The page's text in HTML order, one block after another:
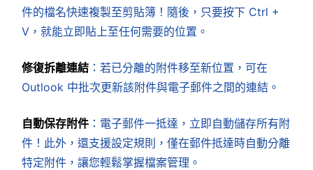
件的檔名快速複製至剪貼簿！隨後，只要按下 Ctrl +
V，就能立即貼上至任何需要的位置。
修復拆離連結 ：若已分離的附件移至新位置，可在
Outlook 中批次更新該附件與電子郵件之間的連結。
自動保存附件 ：電子郵件一抵達，立即自動儲存所有附
件！此外，還支援設定規則，僅在郵件抵達時自動分離
特定附件，讓您輕鬆掌握檔案管理。